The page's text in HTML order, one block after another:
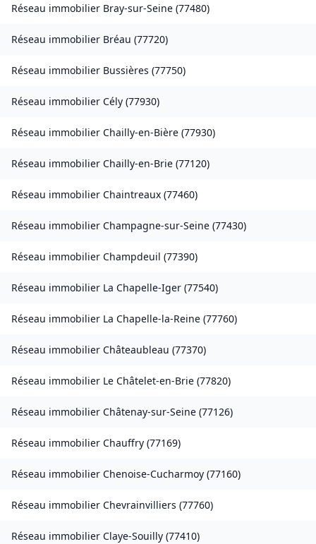
Réseau immobilier Bray-sur-Seine (77480)
Réseau immobilier Bréau (77720)
Réseau immobilier Bussières (77750)
Réseau immobilier Cély (77930)
Réseau immobilier Chailly-en-Bière (77930)
Réseau immobilier Chailly-en-Brie (77120)
Réseau immobilier Chaintreaux (77460)
Réseau immobilier Champagne-sur-Seine (77430)
Réseau immobilier Champdeuil (77390)
Réseau immobilier La Chapelle-Iger (77540)
Réseau immobilier La Chapelle-la-Reine (77760)
Réseau immobilier Châteaubleau (77370)
Réseau immobilier Le Châtelet-en-Brie (77820)
Réseau immobilier Châtenay-sur-Seine (77126)
Réseau immobilier Chauffry (77169)
Réseau immobilier Chenoise-Cucharmoy (77160)
Réseau immobilier Chevrainvilliers (77760)
Réseau immobilier Claye-Souilly (77410)